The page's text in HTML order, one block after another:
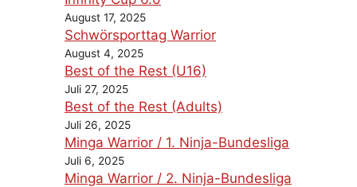
August 17, 2025
Schwörsporttag Warrior
August 4, 2025
Best of the Rest (U16)
Juli 27, 2025
Best of the Rest (Adults)
Juli 26, 2025
Minga Warrior / 1. Ninja-Bundesliga
Juli 6, 2025
Minga Warrior / 2. Ninja-Bundesliga